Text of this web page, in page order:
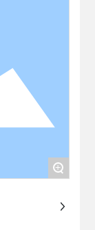
+